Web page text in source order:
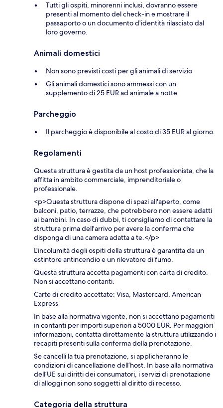
Tutti gli ospiti, minorenni inclusi, dovranno essere
presenti al momento del check-in e mostrare il
passaporto o un documento d'identità rilasciato dal
loro governo.
Animali domestici
Non sono previsti costi per gli animali di servizio
Gli animali domestici sono ammessi con un
supplemento di 25 EUR ad animale a notte.
Parcheggio
Il parcheggio è disponibile al costo di 35 EUR al giorno.
Regolamenti
Questa struttura è gestita da un host professionista, che la
affitta in ambito commerciale, imprenditoriale o
professionale.
<p>Questa struttura dispone di spazi all'aperto, come
balconi, patio, terrazze, che potrebbero non essere adatti
ai bambini. In caso di dubbi, ti consigliamo di contattare la
struttura prima dell'arrivo per avere la conferma che
disponga di una camera adatta a te.</p>
L'incolumità degli ospiti della struttura è garantita da un
estintore antincendio e un rilevatore di fumo.
Questa struttura accetta pagamenti con carta di credito.
Non si accettano contanti.
Carte di credito accettate: Visa, Mastercard, American
Express
In base alla normativa vigente, non si accettano pagamenti
in contanti per importi superiori a 5000 EUR. Per maggiori
informazioni, contatta direttamente la struttura utilizzando i
recapiti presenti sulla conferma della prenotazione.
Se cancelli la tua prenotazione, si applicheranno le
condizioni di cancellazione dell’host. In base alla normativa
dell’UE sui diritti dei consumatori, i servizi di prenotazione
di alloggi non sono soggetti al diritto di recesso.
Categoria della struttura